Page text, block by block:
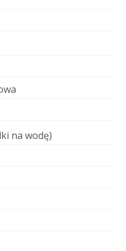
na wodę)